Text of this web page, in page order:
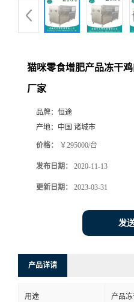
猫咪零食增肥产品冻干
厂家
品牌： 恒途
产地： 中国 诸城市
价格： ￥295000/台
发布日期： 2020-11-13
更新日期： 2023-03-31
发
产品详请
用途 产品